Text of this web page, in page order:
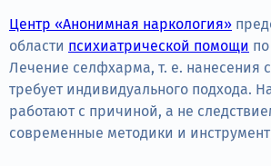
Алкоголизм
Нарколог
Стационар
Психиатрия
Центр «Анонимная наркология»
области психиатрической помощи
Лечение селфхарма, т. е. нанесения
требует индивидуального подхода.
работают с причиной, а не
современные методики и